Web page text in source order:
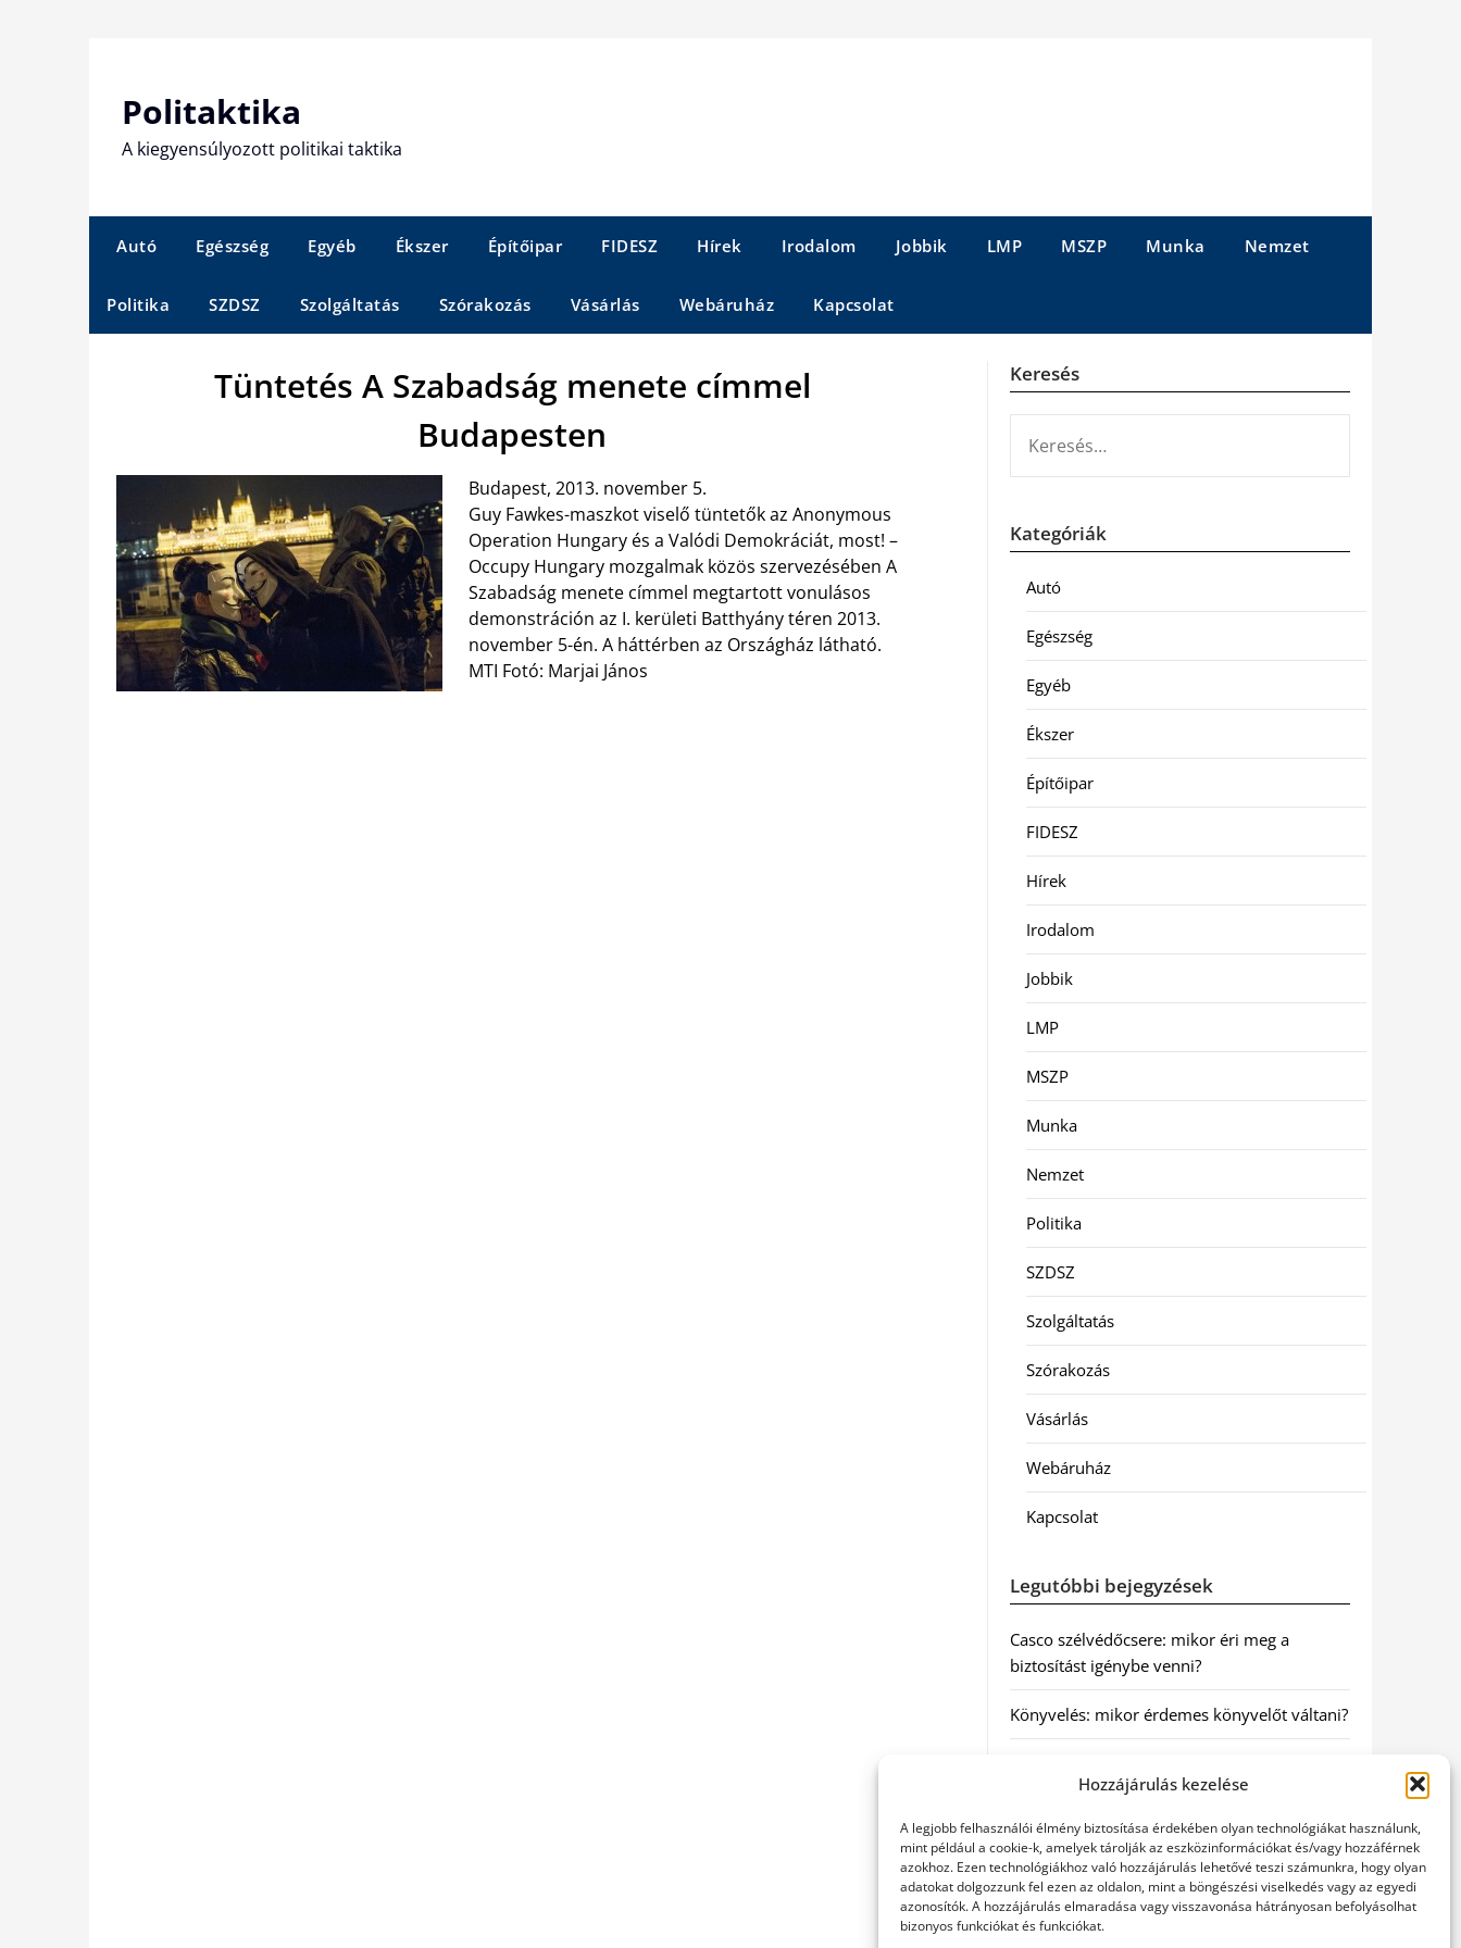
Hozzájárulás kezelése
A legjobb felhasználói élmény biztosítása érdekében olyan technológiákat használunk,
mint például a cookie-k, amelyek tárolják az eszközinformációkat és/vagy hozzáférnek
azokhoz. Ezen technológiákhoz való hozzájárulás lehetővé teszi számunkra, hogy olyan
adatokat dolgozzunk fel ezen az oldalon, mint a böngészési viselkedés vagy az egyedi
azonosítók. A hozzájárulás elmaradása vagy visszavonása hátrányosan befolyásolhat
bizonyos funkciókat és funkciókat.
Politaktika
A kiegyensúlyozott politikai taktika
Autó Egészség Egyéb Ékszer Építőipar FIDESZ Hírek Irodalom Jobbik LMP MSZP Munka Nemzet
Politika SZDSZ Szolgáltatás Szórakozás Vásárlás Webáruház Kapcsolat
Tüntetés A Szabadság menete címmel
Budapesten
Budapest, 2013. november 5.
Guy Fawkes-maszkot viselő tüntetők az Anonymous
Operation Hungary és a Valódi Demokráciát, most! –
Occupy Hungary mozgalmak közös szervezésében A
Szabadság menete címmel megtartott vonulásos
demonstráción az I. kerületi Batthyány téren 2013.
november 5-én. A háttérben az Országház látható.
MTI Fotó: Marjai János
Keresés
Kategóriák
Autó
Egészség
Egyéb
Ékszer
Építőipar
FIDESZ
Hírek
Irodalom
Jobbik
LMP
MSZP
Munka
Nemzet
Politika
SZDSZ
Szolgáltatás
Szórakozás
Vásárlás
Webáruház
Kapcsolat
Legutóbbi bejegyzések
Casco szélvédőcsere: mikor éri meg a
biztosítást igénybe venni?
Könyvelés: mikor érdemes könyvelőt váltani?
szakszerű jogi háttér a biztonságos
Munkajogi ügyvéd: miért nem érdemes várni
a jogi segítséggel